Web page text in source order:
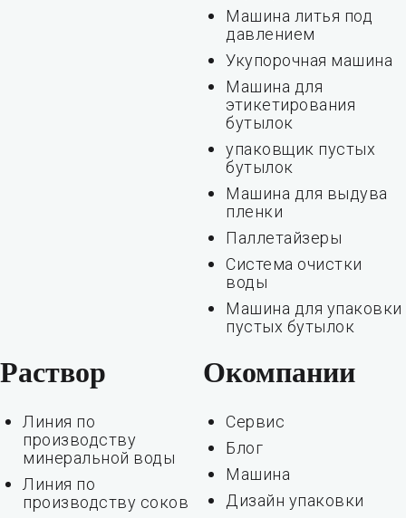
Машина литья под
давлением
Укупорочная машина
Машина для
этикетирования
бутылок
упаковщик пустых
бутылок
Машина для выдува
пленки
Паллетайзеры
Система очистки
воды
Машина для упаковки
пустых бутылок
Раствор
Линия по
производству
минеральной воды
Линия по
производству соков
Окомпании
Сервис
Блог
Машина
Дизайн упаковки